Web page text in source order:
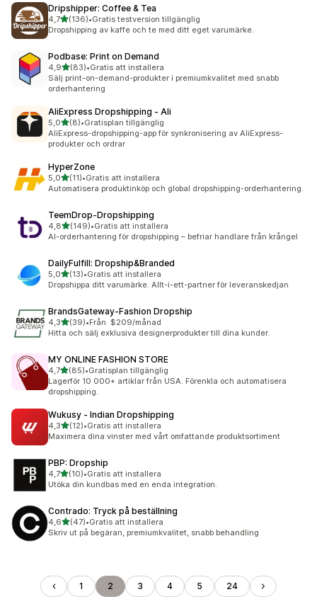
Dripshipper: Coffee & Tea
4,7av 5 stjärnor
(136)
136 recensioner totalt
•Gratis testversion tillgänglig
Dropshipping av kaffe och te med ditt eget varumärke.
Podbase: Print on Demand
4,9av 5 stjärnor
(83)
83 recensioner totalt
•Gratis att installera
Sälj print-on-demand-produkter i premiumkvalitet med snabb
orderhantering
AliExpress Dropshipping ‑ Ali
5,0av 5 stjärnor
(8)
8 recensioner totalt
•Gratisplan tillgänglig
AliExpress-dropshipping-app för synkronisering av AliExpress-
produkter och ordrar
HyperZone
5,0av 5 stjärnor
(11)
11 recensioner totalt
•Gratis att installera
Automatisera produktinköp och global dropshipping-orderhantering.
TeemDrop‑Dropshipping
4,8av 5 stjärnor
(149)
149 recensioner totalt
•Gratis att installera
AI-orderhantering för dropshipping – befriar handlare från krångel
DailyFulfill: Dropship&Branded
5,0av 5 stjärnor
(13)
13 recensioner totalt
•Gratis att installera
Dropshippa ditt varumärke. Allt-i-ett-partner för leveranskedjan
BrandsGateway‑Fashion Dropship
4,3av 5 stjärnor
(39)
39 recensioner totalt
•Från $209/månad
Hitta och sälj exklusiva designerprodukter till dina kunder.
MY ONLINE FASHION STORE
4,7av 5 stjärnor
(85)
85 recensioner totalt
•Gratisplan tillgänglig
Lagerför 10 000+ artiklar från USA. Förenkla och automatisera
dropshipping.
Wukusy ‑ Indian Dropshipping
4,3av 5 stjärnor
(12)
12 recensioner totalt
•Gratis att installera
Maximera dina vinster med vårt omfattande produktsortiment
PBP: Dropship
4,7av 5 stjärnor
(10)
10 recensioner totalt
•Gratis att installera
Utöka din kundbas med en enda integration.
Contrado: Tryck på beställning
4,6av 5 stjärnor
(47)
47 recensioner totalt
•Gratis att installera
Skriv ut på begäran, premiumkvalitet, snabb behandling
1 2 3 4 5 24